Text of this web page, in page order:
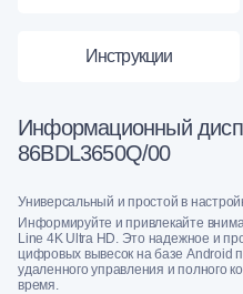
Инструкции
Информационный
86BDL3650Q/00
Универсальный и простой в
Информируйте и привлекайте
Line 4K Ultra HD. Это надежное и
цифровых вывесок на базе Android
удаленного управления и полного
время.